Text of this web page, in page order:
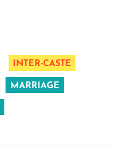
INTER-CASTE
MARRIAGE